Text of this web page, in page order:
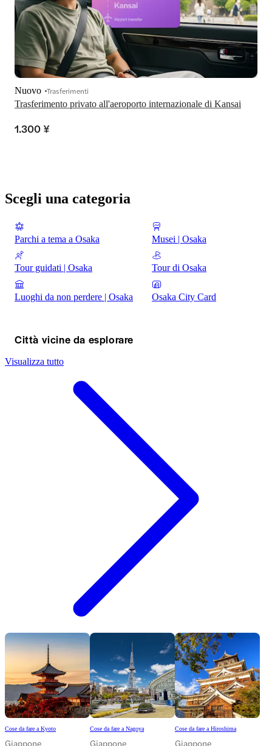
Trasferimento privato all'aeroporto internazionale di Kansai
Nuovo Trasferimenti
1.300 ¥
Scegli una categoria
Parchi a tema a Osaka Musei | Osaka
Tour guidati | Osaka Tour di Osaka
Luoghi da non perdere | Osaka Osaka City Card
Città vicine da esplorare
Visualizza tutto
Cose da fare a Kyoto
Giappone
Cose da fare a Nagoya
Giappone
Cose da fare a Hiroshima
Giappone